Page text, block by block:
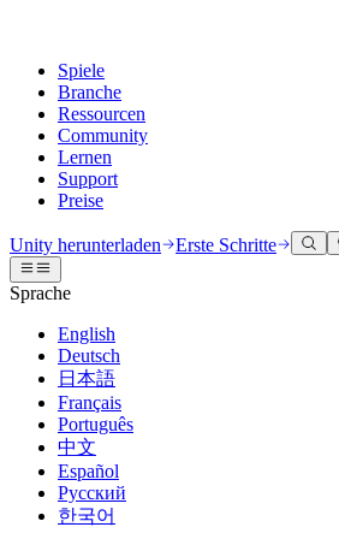
Spiele
Branche
Ressourcen
Community
Lernen
Support
Preise
Unity Engine
Erstellen Sie 2D- und 3D-Spiele für jede
Zusammenarbeit
Schnell mit Ihrem Team zusammenarbeiten
Unity herunterladen
Abonnements und Preise
Bereitstellen
Multiplattform
3D-Zusammenarbeit
Erstellen und überprüfen Sie 3D-Projekte in
Immersive Schulung
In immersiven Umgebungen trainieren
Kundenerlebnisse
Interaktive 3D-Erlebnisse erstellen
Branchen
Fertigung
Dokumentation
Entwicklertools
Versionsfreigaben und Fehlerverfolgung
Roadmap
Bevorstehende Funktionen überprüfen
Glossar
Diskussionen
Veranstaltungen
Globale und lokale Veranstaltungen
Gemeinschaftsgeschichten
Made with Unity
Präsentation von Unity-Schöpfern
Unity Learn
Meistern Sie Unity-Fähigkeiten kostenlos
Professionelles Training
Verbessern Sie Ihr Team mit Unity-Trainern
Neu bei Unity
Erste Schritte
Beginnen Sie noch heute mit dem Lernen
Unity Essential Pathways
Hilfe erhalten
Wir helfen Ihnen, mit Unity erfolgreich zu
Erfolgspläne
Erreichen Sie Ihre Ziele schneller mit
FAQ
Antworten auf häufige Fragen
Kontakt aufnehmen
Verbinden Sie sich mit unserem Team
Unity herunterladen Erste Schritte
Sprache
English
Deutsch
日本語
Français
Português
中文
Español
Русский
한국어